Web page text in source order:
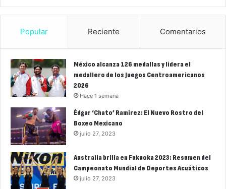
Popular Reciente Comentarios
México alcanza 126 medallas y lidera el
medallero de los Juegos Centroamericanos
2026
Hace 1 semana
Édgar ‘Chato’ Ramírez: El Nuevo Rostro del
Boxeo Mexicano
julio 27, 2023
Australia brilla en Fukuoka 2023: Resumen del
Campeonato Mundial de Deportes Acuáticos
julio 27, 2023